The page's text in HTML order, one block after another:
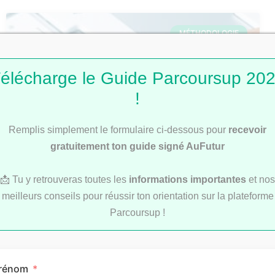
MÉTHODOLOGIE
le Guide Parcoursup
!
Remplis simplement le formulaire ci-dessous pour recevoir
gratuitement ton guide signé AuFutur
📩 Tu y retrouveras toutes les informations importantes et nos
meilleurs conseils pour réussir ton orientation sur la plateforme
Parcoursup !